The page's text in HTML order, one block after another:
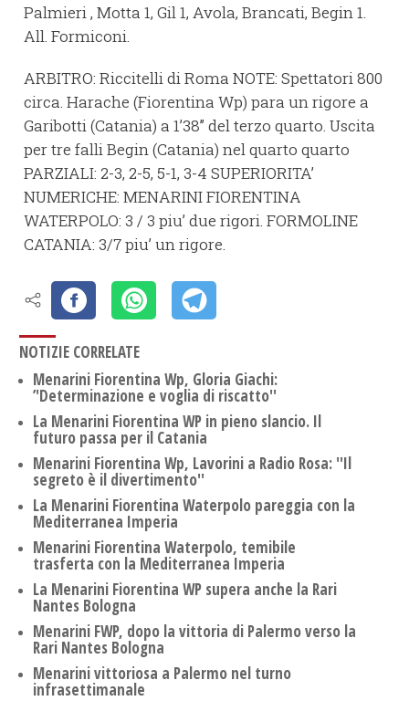
Palmieri , Motta 1, Gil 1, Avola, Brancati, Begin 1.
All. Formiconi.
ARBITRO: Riccitelli di Roma NOTE: Spettatori 800
circa. Harache (Fiorentina Wp) para un rigore a
Garibotti (Catania) a 1’38’’ del terzo quarto. Uscita
per tre falli Begin (Catania) nel quarto quarto
PARZIALI: 2-3, 2-5, 5-1, 3-4 SUPERIORITA’
NUMERICHE: MENARINI FIORENTINA
WATERPOLO: 3 / 3 piu’ due rigori. FORMOLINE
CATANIA: 3/7 piu’ un rigore.
NOTIZIE CORRELATE
Menarini Fiorentina Wp, Gloria Giachi:
’'Determinazione e voglia di riscatto''
La Menarini Fiorentina WP in pieno slancio. Il
futuro passa per il Catania
Menarini Fiorentina Wp, Lavorini a Radio Rosa: ''Il
segreto è il divertimento''
La Menarini Fiorentina Waterpolo pareggia con la
Mediterranea Imperia
Menarini Fiorentina Waterpolo, temibile
trasferta con la Mediterranea Imperia
La Menarini Fiorentina WP supera anche la Rari
Nantes Bologna
Menarini FWP, dopo la vittoria di Palermo verso la
Rari Nantes Bologna
Menarini vittoriosa a Palermo nel turno
infrasettimanale